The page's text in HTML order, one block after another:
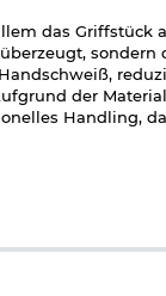
das Griffstück
sondern
der
Handling,
Zerlegung in die
von ca.
im vorderen